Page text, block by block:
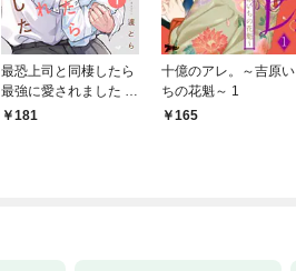
最恐上司と同棲したら
最強に愛されました 1
巻181
十億のアレ。～吉原い
ちの花魁～ 1
165